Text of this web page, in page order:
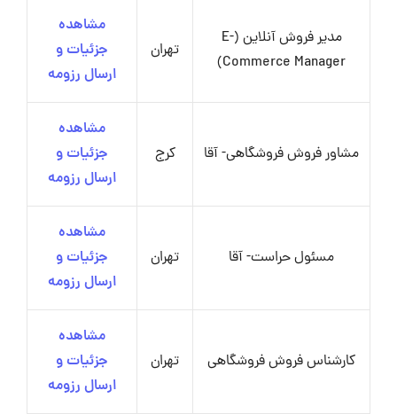
مدیر فروش آنلاین (E-
Commerce Manager)
تهران
مشاهده
جزئیات و
ارسال رزومه
مشاور فروش فروشگاهی- آقا کرج
مشاهده
جزئیات و
ارسال رزومه
مسئول حراست- آقا تهران
مشاهده
جزئیات و
ارسال رزومه
کارشناس فروش فروشگاهی تهران
مشاهده
جزئیات و
ارسال رزومه